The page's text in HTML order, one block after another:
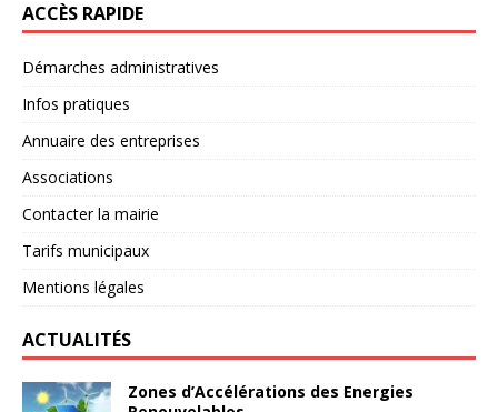
ACCÈS RAPIDE
Démarches administratives
Infos pratiques
Annuaire des entreprises
Associations
Contacter la mairie
Tarifs municipaux
Mentions légales
ACTUALITÉS
Zones d’Accélérations des Energies